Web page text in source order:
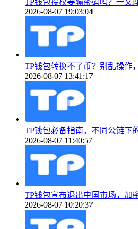
2026-08-07 19:03:04
TP钱包转换不了币？别乱操作
2026-08-07 13:41:17
TP钱包必备指南，不同公链下
2026-08-07 11:40:57
TP钱包宣布退出中国市场，加
2026-08-07 10:20:37